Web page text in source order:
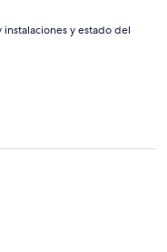
instalaciones y estado del